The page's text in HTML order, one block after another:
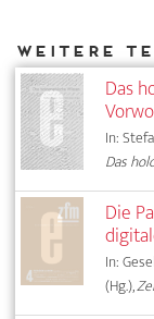
Das
In:
Das
Die
In:
(Hg.),